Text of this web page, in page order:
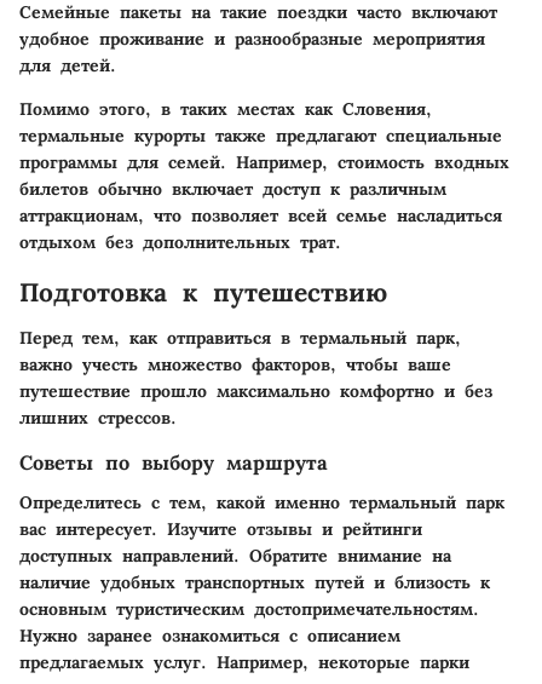
Семейные пакеты на такие поездки часто включают
удобное проживание и разнообразные мероприятия
для детей.
Помимо этого, в таких местах как Словения,
термальные курорты также предлагают специальные
программы для семей. Например, стоимость входных
билетов обычно включает доступ к различным
аттракционам, что позволяет всей семье насладиться
отдыхом без дополнительных трат.
Подготовка к путешествию
Перед тем, как отправиться в термальный парк,
важно учесть множество факторов, чтобы ваше
путешествие прошло максимально комфортно и без
лишних стрессов.
Советы по выбору маршрута
Определитесь с тем, какой именно термальный парк
вас интересует. Изучите отзывы и рейтинги
доступных направлений. Обратите внимание на
наличие удобных транспортных путей и близость к
основным туристическим достопримечательностям.
Нужно заранее ознакомиться с описанием
предлагаемых услуг. Например, некоторые парки